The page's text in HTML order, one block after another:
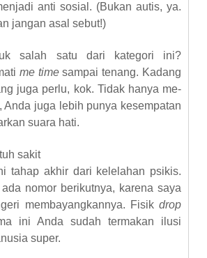
anti sosial. (Bukan autis, ya.
jangan asal sebut!)
salah satu dari kategori ini?
me timesampai tenang. Kadang
juga perlu, kok. Tidak hanya me-
Anda juga lebih punya kesempatan
suara hati.
sakit
tahap akhir dari kelelahan psikis.
nomor berikutnya, karena saya
membayangkannya. Fisik drop
ini Anda sudah termakan ilusi
super.